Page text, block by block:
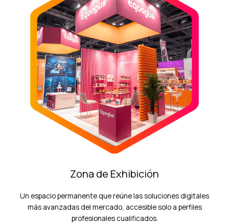
Zona de Exhibición
Un espacio permanente que reúne las soluciones digitales
más avanzadas del mercado, accesible solo a perfiles
profesionales cualificados.